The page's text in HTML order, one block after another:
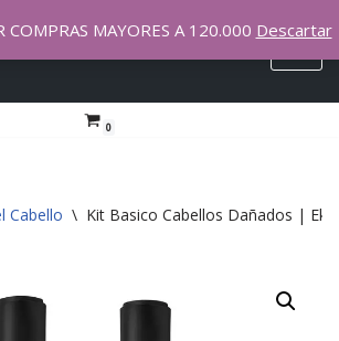
0
Cabello \ Kit Basico Cabellos Dañados |
COMPRAS MAYORES A 120.000 Descartar